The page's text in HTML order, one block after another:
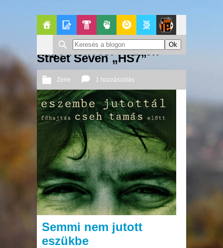
FőoldalBlogokPop-
Kult
PolitikaGeekZone
Tag Archives: Heaven
Street Seven „HS7”
Zene 1 hozzászólás
2011 11. 10. Őri András
Semmi nem jutott
eszükbe